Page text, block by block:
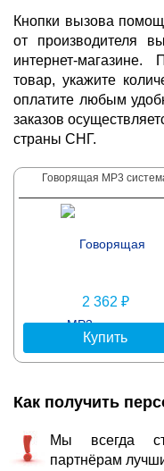
Кнопки вызова
от производителя
интернет-
товар, укажите
оплатите любым
заказов
страны СНГ.
Говорящая МР3
2 362 ₽
Купить
Как получить
Мы всегда
партнёрам